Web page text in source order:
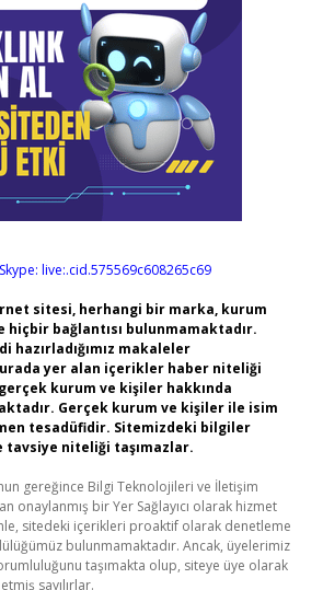
Skype: live:.cid.575569c608265c69
sitesi, herhangi bir marka, kurum
hiçbir bağlantısı bulunmamaktadır.
hazırladığımız makaleler
yer alan içerikler haber niteliği
kurum ve kişiler hakkında
Gerçek kurum ve kişiler ile isim
tesadüfidir. Sitemizdeki bilgiler
niteliği taşımazlar.
gereğince Bilgi Teknolojileri ve İletişim
onaylanmış bir Yer Sağlayıcı olarak hizmet
sitedeki içerikleri proaktif olarak denetleme
bulunmamaktadır. Ancak, üyelerimiz
taşımakta olup, siteye üye olarak
sayılırlar.